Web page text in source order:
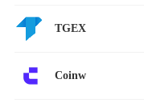
TGEX
Coinw